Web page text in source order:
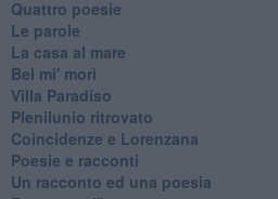
Quattro poesie
Le parole
La casa al mare
Bel mi' morì
Villa Paradiso
Plenilunio ritrovato
Coincidenze e Lorenzana
Poesie e racconti
Un racconto ed una poesia